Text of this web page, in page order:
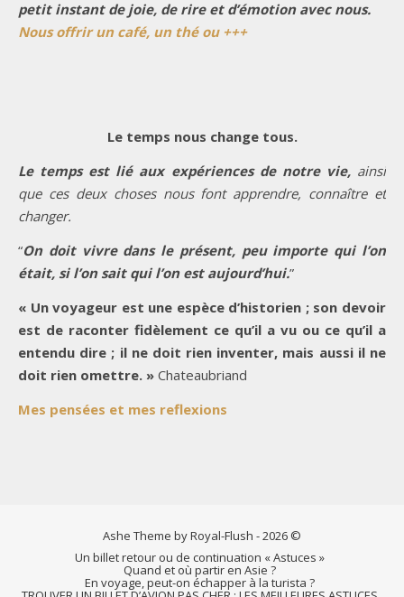
petit instant de joie, de rire et d’émotion avec nous.
Nous offrir un café, un thé ou +++
Le temps nous change tous.
Le temps est lié aux expériences de notre vie, ainsi
que ces deux choses nous font apprendre, connaître et
changer.
“On doit vivre dans le présent, peu importe qui l’on
était, si l’on sait qui l’on est aujourd’hui.”
« Un voyageur est une espèce d’historien ; son devoir
est de raconter fidèlement ce qu’il a vu ou ce qu’il a
entendu dire ; il ne doit rien inventer, mais aussi il ne
doit rien omettre. » Chateaubriand
Mes pensées et mes reflexions
Ashe Theme by Royal-Flush - 2026 ©
Un billet retour ou de continuation « Astuces »
Quand et où partir en Asie ?
En voyage, peut-on échapper à la turista ?